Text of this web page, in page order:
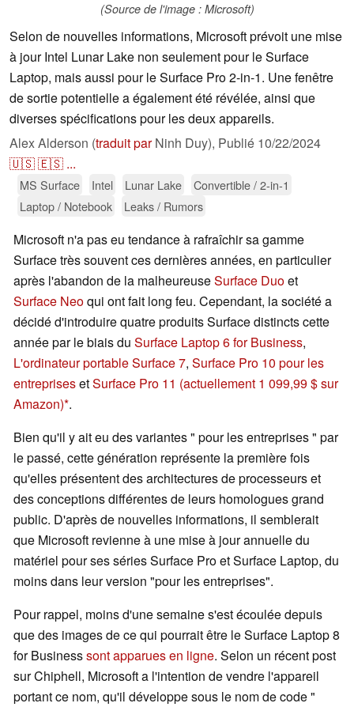
(Source de l'image : Microsoft)
Selon de nouvelles informations, Microsoft prévoit une mise
à jour Intel Lunar Lake non seulement pour le Surface
Laptop, mais aussi pour le Surface Pro 2-in-1. Une fenêtre
de sortie potentielle a également été révélée, ainsi que
diverses spécifications pour les deux appareils.
Alex Alderson (traduit parNinh Duy), Publié 10/22/2024
🇺🇸🇪🇸 ...
MS Surface Intel Lunar Lake
Convertible / 2-in-1
Laptop / Notebook
Leaks / Rumors
Microsoft n'a pas eu tendance à rafraîchir sa gamme
Surface très souvent ces dernières années, en particulier
après l'abandon de la malheureuseSurface Duoet
Surface Neoqui ont fait long feu. Cependant, la société a
décidé d'introduire quatre produits Surface distincts cette
année par le biais du Surface Laptop 6 for Business,
L'ordinateur portable Surface 7, Surface Pro 10 pour les
entreprisesetSurface Pro 11 (actuellement 1 099,99 $ sur
Amazon) .
Bien qu'il y ait eu des variantes " pour les entreprises " par
le passé, cette génération représente la première fois
qu'elles présentent des architectures de processeurs et
des conceptions différentes de leurs homologues grand
public. D'après de nouvelles informations, il semblerait
que Microsoft revienne à une mise à jour annuelle du
matériel pour ses séries Surface Pro et Surface Laptop, du
moins dans leur version "pour les entreprises".
Pour rappel, moins d'une semaine s'est écoulée depuis
que des images de ce qui pourrait être le Surface Laptop 8
for Businesssont apparues en ligne. Selon un récent post
sur Chiphell, Microsoft a l'intention de vendre l'appareil
portant ce nom, qu'il développe sous le nom de code "